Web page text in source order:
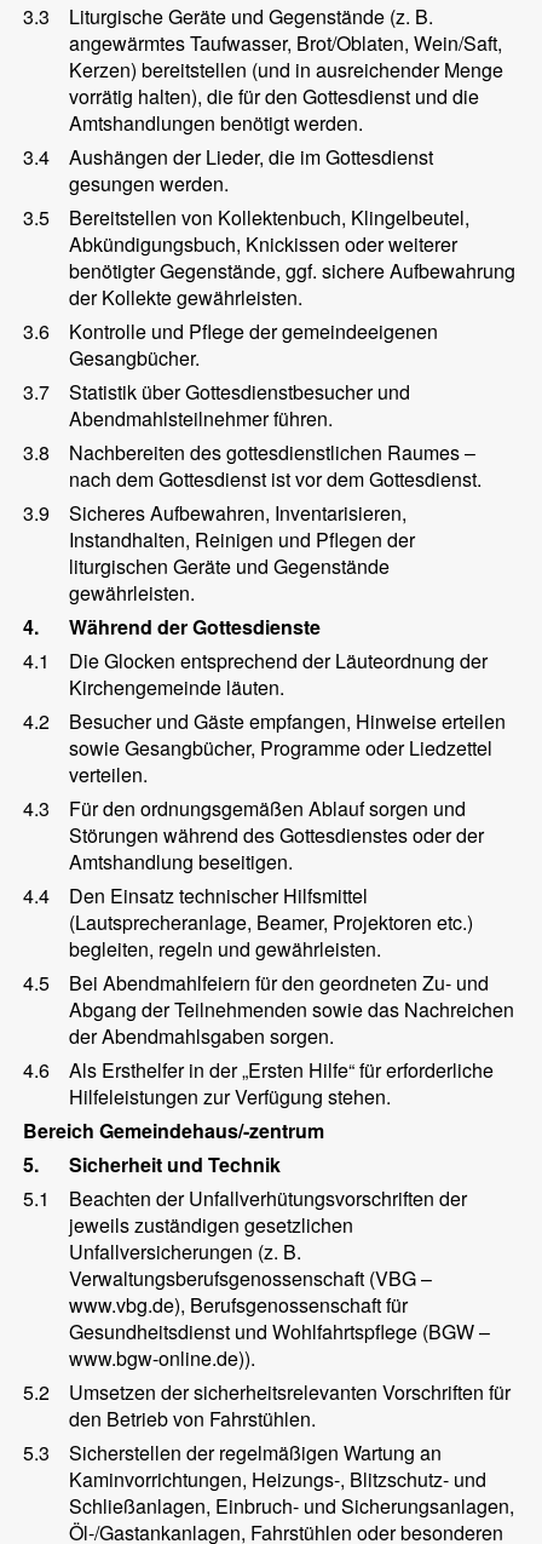
3.3
Liturgische Geräte und Gegenstände (z. B.
angewärmtes Taufwasser, Brot/Oblaten, Wein/Saft,
Kerzen) bereitstellen (und in ausreichender Menge
vorrätig halten), die für den Gottesdienst und die
Amtshandlungen benötigt werden.
3.4
Aushängen der Lieder, die im Gottesdienst
gesungen werden.
3.5
Bereitstellen von Kollektenbuch, Klingelbeutel,
Abkündigungsbuch, Knickissen oder weiterer
benötigter Gegenstände, ggf. sichere Aufbewahrung
der Kollekte gewährleisten.
3.6
Kontrolle und Pflege der gemeindeeigenen
Gesangbücher.
3.7
Statistik über Gottesdienstbesucher und
Abendmahlsteilnehmer führen.
3.8
Nachbereiten des gottesdienstlichen Raumes –
nach dem Gottesdienst ist vor dem Gottesdienst.
3.9
Sicheres Aufbewahren, Inventarisieren,
Instandhalten, Reinigen und Pflegen der
liturgischen Geräte und Gegenstände
gewährleisten.
4.
Während der Gottesdienste
4.1
Die Glocken entsprechend der Läuteordnung der
Kirchengemeinde läuten.
4.2
Besucher und Gäste empfangen, Hinweise erteilen
sowie Gesangbücher, Programme oder Liedzettel
verteilen.
4.3
Für den ordnungsgemäßen Ablauf sorgen und
Störungen während des Gottesdienstes oder der
Amtshandlung beseitigen.
4.4
Den Einsatz technischer Hilfsmittel
(Lautsprecheranlage, Beamer, Projektoren etc.)
begleiten, regeln und gewährleisten.
4.5
Bei Abendmahlfeiern für den geordneten Zu- und
Abgang der Teilnehmenden sowie das Nachreichen
der Abendmahlsgaben sorgen.
4.6
Als Ersthelfer in der „Ersten Hilfe“ für erforderliche
Hilfeleistungen zur Verfügung stehen.
Bereich Gemeindehaus/-zentrum
5.
Sicherheit und Technik
5.1
Beachten der Unfallverhütungsvorschriften der
jeweils zuständigen gesetzlichen
Unfallversicherungen (z. B.
Verwaltungsberufsgenossenschaft (VBG –
www.vbg.de), Berufsgenossenschaft für
Gesundheitsdienst und Wohlfahrtspflege (BGW –
www.bgw-online.de)).
5.2
Umsetzen der sicherheitsrelevanten Vorschriften für
den Betrieb von Fahrstühlen.
5.3
Sicherstellen der regelmäßigen Wartung an
Kaminvorrichtungen, Heizungs-, Blitzschutz- und
Schließanlagen, Einbruch- und Sicherungsanlagen,
Öl-/Gastankanlagen, Fahrstühlen oder besonderen